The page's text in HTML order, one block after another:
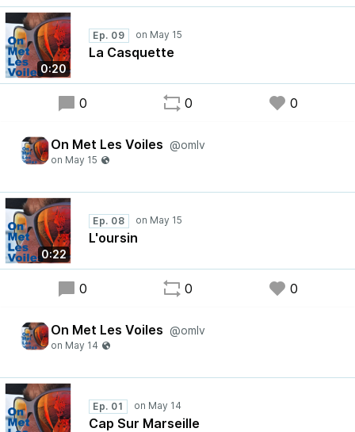
0:20
Ep. 09
La Casquette
0 0 0
On Met Les Voiles @omlv
0:22
Ep. 08
L'oursin
0 0 0
On Met Les Voiles @omlv
Ep. 01
Cap Sur Marseille